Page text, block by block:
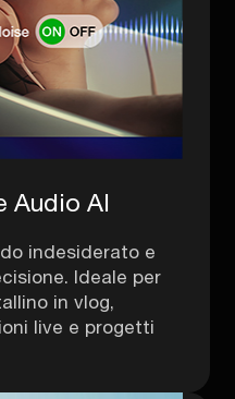
Audio AI
indesiderato e
Ideale per
in vlog,
live e progetti